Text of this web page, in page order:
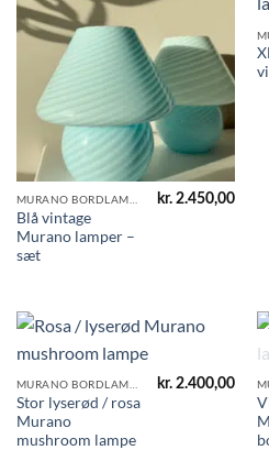
Blå vintage
Murano lamper –
sæt
kr. 2.450,00
Stor lyserød / rosa
Murano
mushroom lampe
kr. 2.400,00